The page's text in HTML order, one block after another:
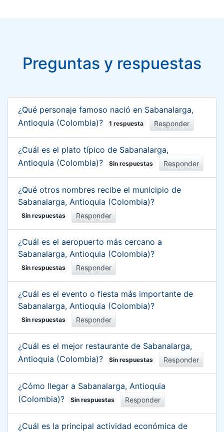
Preguntas y respuestas
¿Qué personaje famoso nació en Sabanalarga,
Antioquia (Colombia)?
1 respuesta Responder
¿Cuál es el plato típico de Sabanalarga,
Antioquia (Colombia)?
Sin respuestas Responder
¿Qué otros nombres recibe el municipio de
Sabanalarga, Antioquia (Colombia)?
Sin respuestas Responder
¿Cuál es el aeropuerto más cercano a
Sabanalarga, Antioquia (Colombia)?
Sin respuestas Responder
¿Cuál es el evento o fiesta más importante de
Sabanalarga, Antioquia (Colombia)?
Sin respuestas Responder
¿Cuál es el mejor restaurante de Sabanalarga,
Antioquia (Colombia)?
Sin respuestas Responder
¿Cómo llegar a Sabanalarga, Antioquia
(Colombia)?
Sin respuestas Responder
¿Cuál es la principal actividad económica de